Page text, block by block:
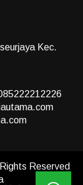
Kec.
Reserved